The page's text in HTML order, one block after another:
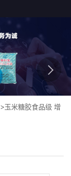
>玉米糖胶食品级 增